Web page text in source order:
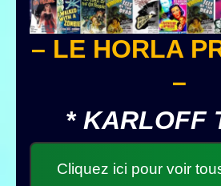
– LE HORLA
–
* KARLOFF
Cliquez ici pour voir